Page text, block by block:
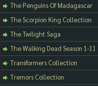
The Penguins Of Madagascar
The Scorpion King Collection
The Twilight Saga
The Walking Dead Season 1-11
Transformers Collection
Tremors Collection